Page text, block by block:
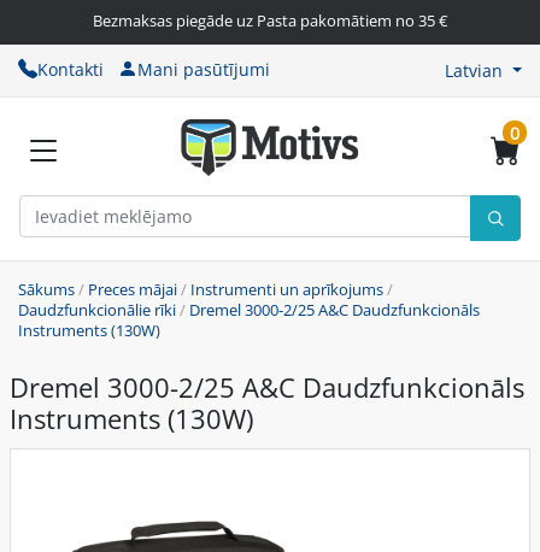
Bezmaksas piegāde uz Pasta pakomātiem no 35 €
Kontakti Mani pasūtījumi Latvian
0
Sākums/ Preces mājai/ Instrumenti un aprīkojums/
Daudzfunkcionālie rīki/ Dremel 3000-2/25 A&C Daudzfunkcionāls
Instruments (130W)
Dremel 3000-2/25 A&C Daudzfunkcionāls
Instruments (130W)